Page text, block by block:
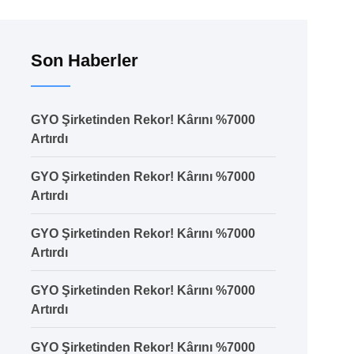
Son Haberler
GYO Şirketinden Rekor! Kârını %7000
Artırdı
GYO Şirketinden Rekor! Kârını %7000
Artırdı
GYO Şirketinden Rekor! Kârını %7000
Artırdı
GYO Şirketinden Rekor! Kârını %7000
Artırdı
GYO Şirketinden Rekor! Kârını %7000